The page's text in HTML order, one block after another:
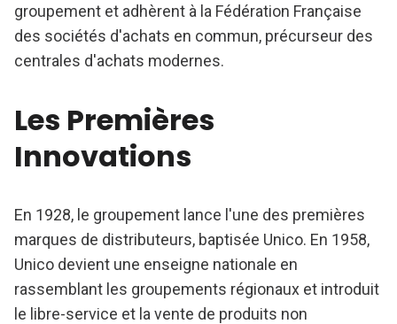
groupement et adhèrent à la Fédération Française
des sociétés d'achats en commun, précurseur des
centrales d'achats modernes.
Les Premières
Innovations
En 1928, le groupement lance l'une des premières
marques de distributeurs, baptisée Unico. En 1958,
Unico devient une enseigne nationale en
rassemblant les groupements régionaux et introduit
le libre-service et la vente de produits non